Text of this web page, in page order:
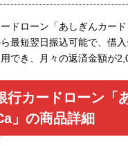
ドローン「あしぎんカー
最短翌日振込可能で、借
でき、月々の返済金額が
行カードローン「
」の商品詳細